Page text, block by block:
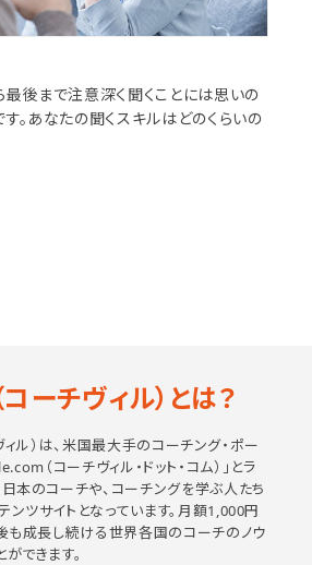
後まで注意深く聞くことには思いの
。あなたの聞くスキルはどのくらいの
ーチヴィル）とは？
ル）は、米国最大手のコーチング・ポー
（コーチヴィル・ドット・コム）」とラ
本のコーチや、コーチングを学ぶ人たち
ツサイトとなっています。月額1,000円
後も成長し続ける世界各国のコーチのノウ
できます。